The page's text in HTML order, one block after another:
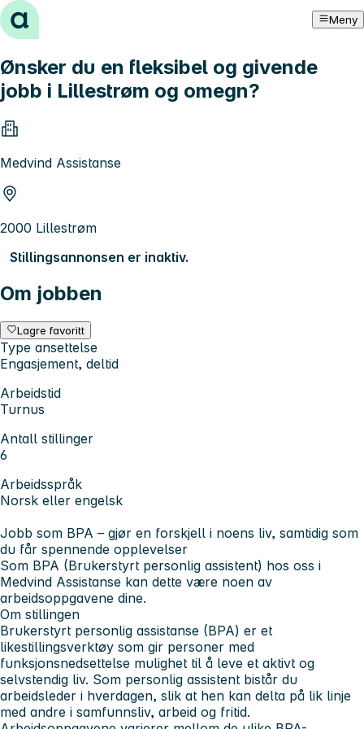
Hopp til innhold Meny
Ønsker du en fleksibel og givende
jobb i Lillestrøm og omegn?
Medvind Assistanse
2000 Lillestrøm
Stillingsannonsen er inaktiv.
Om jobben
Lagre favoritt
Type ansettelse
Engasjement, deltid
Arbeidstid
Turnus
Antall stillinger
6
Arbeidsspråk
Norsk eller engelsk
Jobb som BPA – gjør en forskjell i noens liv, samtidig som
du får spennende opplevelser
Som BPA (Brukerstyrt personlig assistent) hos oss i
Medvind Assistanse kan dette være noen av
arbeidsoppgavene dine.
Om stillingen
Brukerstyrt personlig assistanse (BPA) er et
likestillingsverktøy som gir personer med
funksjonsnedsettelse mulighet til å leve et aktivt og
selvstendig liv. Som personlig assistent bistår du
arbeidsleder i hverdagen, slik at hen kan delta på lik linje
med andre i samfunnsliv, arbeid og fritid.